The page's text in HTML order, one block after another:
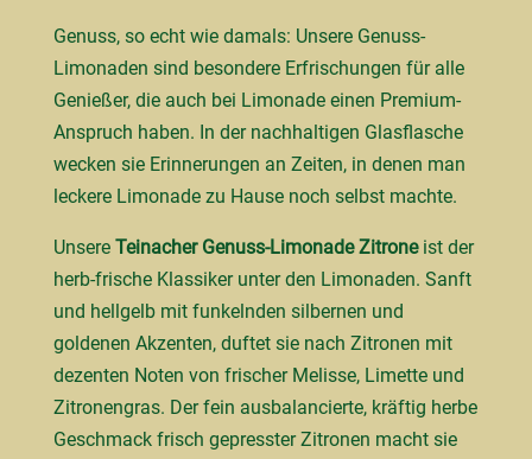
Genuss, so echt wie damals: Unsere Genuss-
Limonaden sind besondere Erfrischungen für alle
Genießer, die auch bei Limonade einen Premium-
Anspruch haben. In der nachhaltigen Glasflasche
wecken sie Erinnerungen an Zeiten, in denen man
leckere Limonade zu Hause noch selbst machte.
Unsere Teinacher Genuss-Limonade Zitroneist der
herb-frische Klassiker unter den Limonaden. Sanft
und hellgelb mit funkelnden silbernen und
goldenen Akzenten, duftet sie nach Zitronen mit
dezenten Noten von frischer Melisse, Limette und
Zitronengras. Der fein ausbalancierte, kräftig herbe
Geschmack frisch gepresster Zitronen macht sie